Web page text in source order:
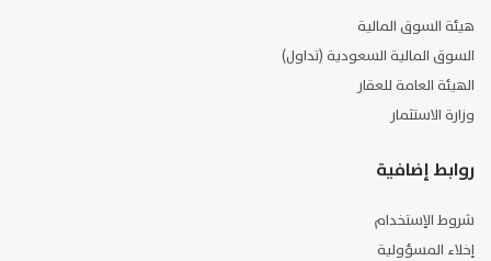
هيئة السوق المالية
السوق المالية السعودية (تداول)
الهيئة العامة للعقار
وزارة الاستثمار
روابط إضافية
شروط الإستخدام
إخلاء المسؤولية